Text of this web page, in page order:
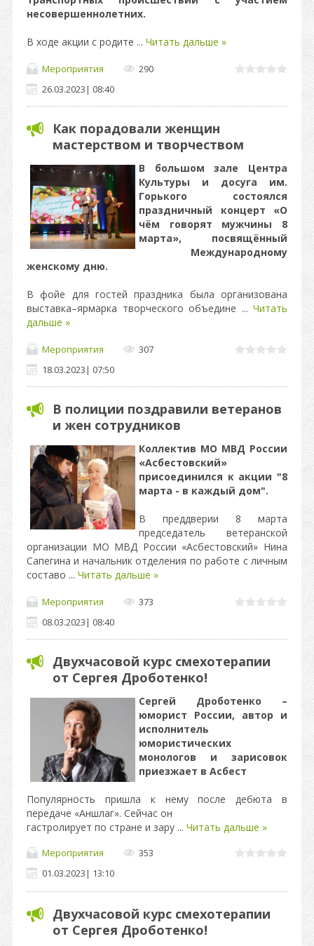
несовершеннолетних.
В ходе акции с родите ... Читать дальше »
Мероприятия
290
26.03.2023| 08:40
Как порадовали женщин
мастерством и творчеством
В большом зале Центра
Культуры и досуга им.
Горького состоялся
праздничный концерт «О
чём говорят мужчины 8
марта», посвящённый
Международному
женскому дню.
В фойе для гостей праздника была организована
выставка–ярмарка творческого объедине ... Читать
дальше »
Мероприятия
307
18.03.2023| 07:50
В полиции поздравили ветеранов
и жен сотрудников
Коллектив МО МВД России
«Асбестовский»
присоединился к акции "8
марта - в каждый дом".
В преддверии 8 марта
председатель ветеранской
организации МО МВД России «Асбестовский» Нина
Сапегина и начальник отделения по работе с личным
составо ... Читать дальше »
Мероприятия
373
08.03.2023| 08:40
Двухчасовой курс смехотерапии
от Сергея Дроботенко!
Сергей Дроботенко –
юморист России, автор и
исполнитель
юмористических
монологов и зарисовок
приезжает в Асбест
Популярность пришла к нему после дебюта в
передаче «Аншлаг». Сейчас он
гастролирует по стране и зару ... Читать дальше »
Мероприятия
353
01.03.2023| 13:10
Двухчасовой курс смехотерапии
от Сергея Дроботенко!